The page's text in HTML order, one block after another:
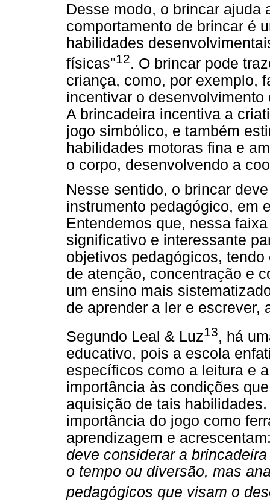
Desse modo, o brincar ajuda
comportamento de brincar é
habilidades
físicas"12. O brincar pode
criança, como, por exemplo,
incentivar o
A brincadeira incentiva a
jogo simbólico, e também
habilidades motoras fina e
o corpo, desenvolvendo a
Nesse sentido, o brincar
instrumento pedagógico, em
Entendemos que, nessa
significativo e interessante
objetivos pedagógicos,
de atenção, concentração e
um ensino mais
de aprender a ler e escrever,
Segundo Leal & Luz13, há
educativo, pois a escola
específicos como a leitura e
importância às condições
aquisição de tais
importância do jogo como
aprendizagem e
deve considerar a
o tempo ou diversão, mas
pedagógicos que visam o